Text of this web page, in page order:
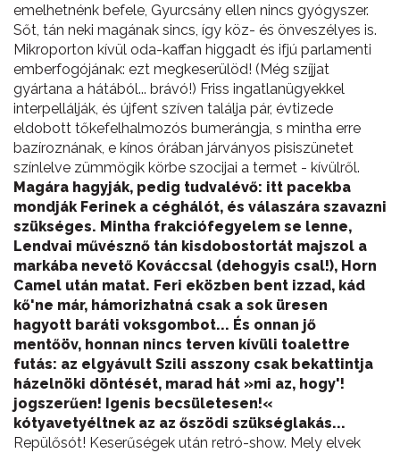
emelhetnénk befele, Gyurcsány ellen nincs gyógyszer.
Sőt, tán neki magának sincs, így köz- és önveszélyes is.
Mikroporton kívül oda-kaffan higgadt és ifjú parlamenti
emberfogójának: ezt megkeserülöd! (Még szíjjat
gyártana a hátából... brávó!) Friss ingatlanügyekkel
interpellálják, és újfent szíven találja pár, évtizede
eldobott tőkefelhalmozós bumerángja, s mintha erre
bazíroznának, e kínos órában járványos pisiszünetet
színlelve zümmögik körbe szocijai a termet - kívülről.
Magára hagyják, pedig tudvalévő: itt pacekba
mondják Ferinek a céghálót, és válaszára szavazni
szükséges. Mintha frakciófegyelem se lenne,
Lendvai művésznő tán kisdobostortát majszol a
markába nevető Kováccsal (dehogyis csal!), Horn
Camel után matat. Feri eközben bent izzad, kád
kő'ne már, hámorizhatná csak a sok üresen
hagyott baráti voksgombot... És onnan jő
mentőöv, honnan nincs terven kívüli toalettre
futás: az elgyávult Szili asszony csak bekattintja
házelnöki döntését, marad hát »mi az, hogy'!
jogszerűen! Igenis becsületesen!«
kótyavetyéltnek az az őszödi szükséglakás...
Repülősót! Keserűségek után retró-show. Mely elvek